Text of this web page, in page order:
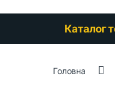
Каталог
Головна